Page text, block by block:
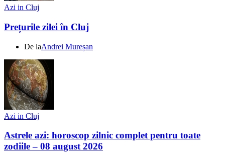
Azi in Cluj
Prețurile zilei în Cluj
De laAndrei Mureșan
Azi in Cluj
Astrele azi: horoscop zilnic complet pentru toate
zodiile – 08 august 2026